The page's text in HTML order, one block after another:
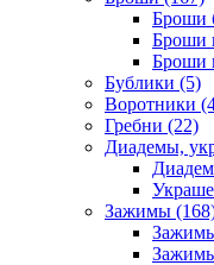
Броши
Броши
Броши
Бублики (5)
Воротники
Гребни (22)
Диадемы,
Зажимы